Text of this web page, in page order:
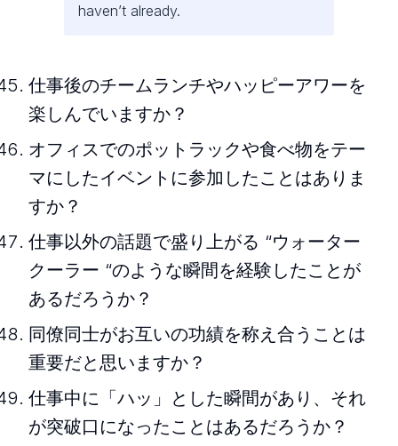
haven’t already.
仕事後のチームランチやハッピーアワーを
楽しんでいますか？
オフィスでのポットラックや食べ物をテー
マにしたイベントに参加したことはありま
すか？
仕事以外の話題で盛り上がる “ウォーター
クーラー “のような瞬間を経験したことが
あるだろうか？
同僚同士がお互いの功績を称え合うことは
重要だと思いますか？
仕事中に「ハッ」とした瞬間があり、それ
が突破口になったことはあるだろうか？